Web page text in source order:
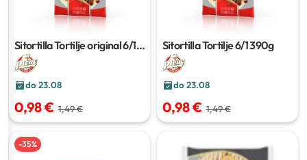
Sitortilla Tortilje original6/1
390g
do 23.08
0,98 € 1,49 €
Sitortilla Tortilje6/1 390g
do 23.08
0,98 € 1,49 €
-35%